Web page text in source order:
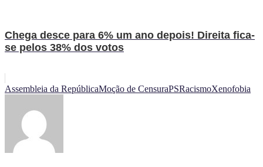
Chega desce para 6% um ano depois! Direita fica-
se pelos 38% dos votos
Assembleia da RepúblicaMoção de CensuraPSRacismoXenofobia